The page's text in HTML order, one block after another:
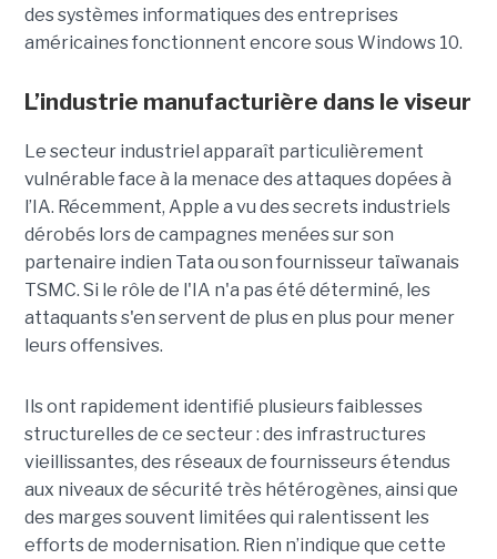
des systèmes informatiques des entreprises
américaines fonctionnent encore sous Windows 10.
L’industrie manufacturière dans le viseur
Le secteur industriel apparaît particulièrement
vulnérable face à la menace des attaques dopées à
l’IA. Récemment, Apple a vu des secrets industriels
dérobés lors de campagnes menées sur son
partenaire indien Tata ou son fournisseur taïwanais
TSMC. Si le rôle de l'IA n'a pas été déterminé, les
attaquants s'en servent de plus en plus pour mener
leurs offensives.
Ils ont rapidement identifié plusieurs faiblesses
structurelles de ce secteur : des infrastructures
vieillissantes, des réseaux de fournisseurs étendus
aux niveaux de sécurité très hétérogènes, ainsi que
des marges souvent limitées qui ralentissent les
efforts de modernisation. Rien n’indique que cette